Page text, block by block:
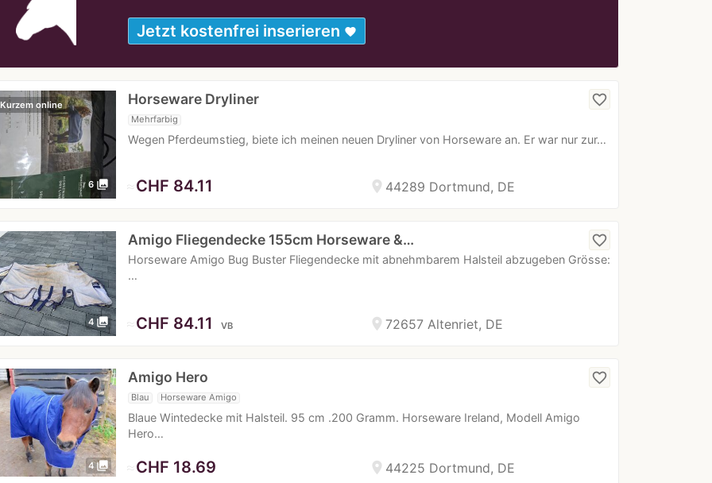
Jetzt kostenfrei inserieren favorite
6 photo_library
online Horseware Dryliner
Mehrfarbig
Wegen Pferdeumstieg, biete ich meinen neuen Dryliner von Horseware an. Er war nur zur…
favorite_border
location_on 44289 Dortmund, DE
≈CHF 84.11
4 photo_library
Amigo Fliegendecke 155cm Horseware &…
Horseware Amigo Bug Buster Fliegendecke mit abnehmbarem Halsteil abzugeben Grösse:
…
favorite_border
location_on 72657 Altenriet, DE
≈CHF 84.11 VB
4 photo_library
Amigo Hero
Blau Horseware Amigo
Blaue Wintedecke mit Halsteil. 95 cm .200 Gramm. Horseware Ireland, Modell Amigo
Hero…
favorite_border
location_on 44225 Dortmund, DE
≈CHF 18.69